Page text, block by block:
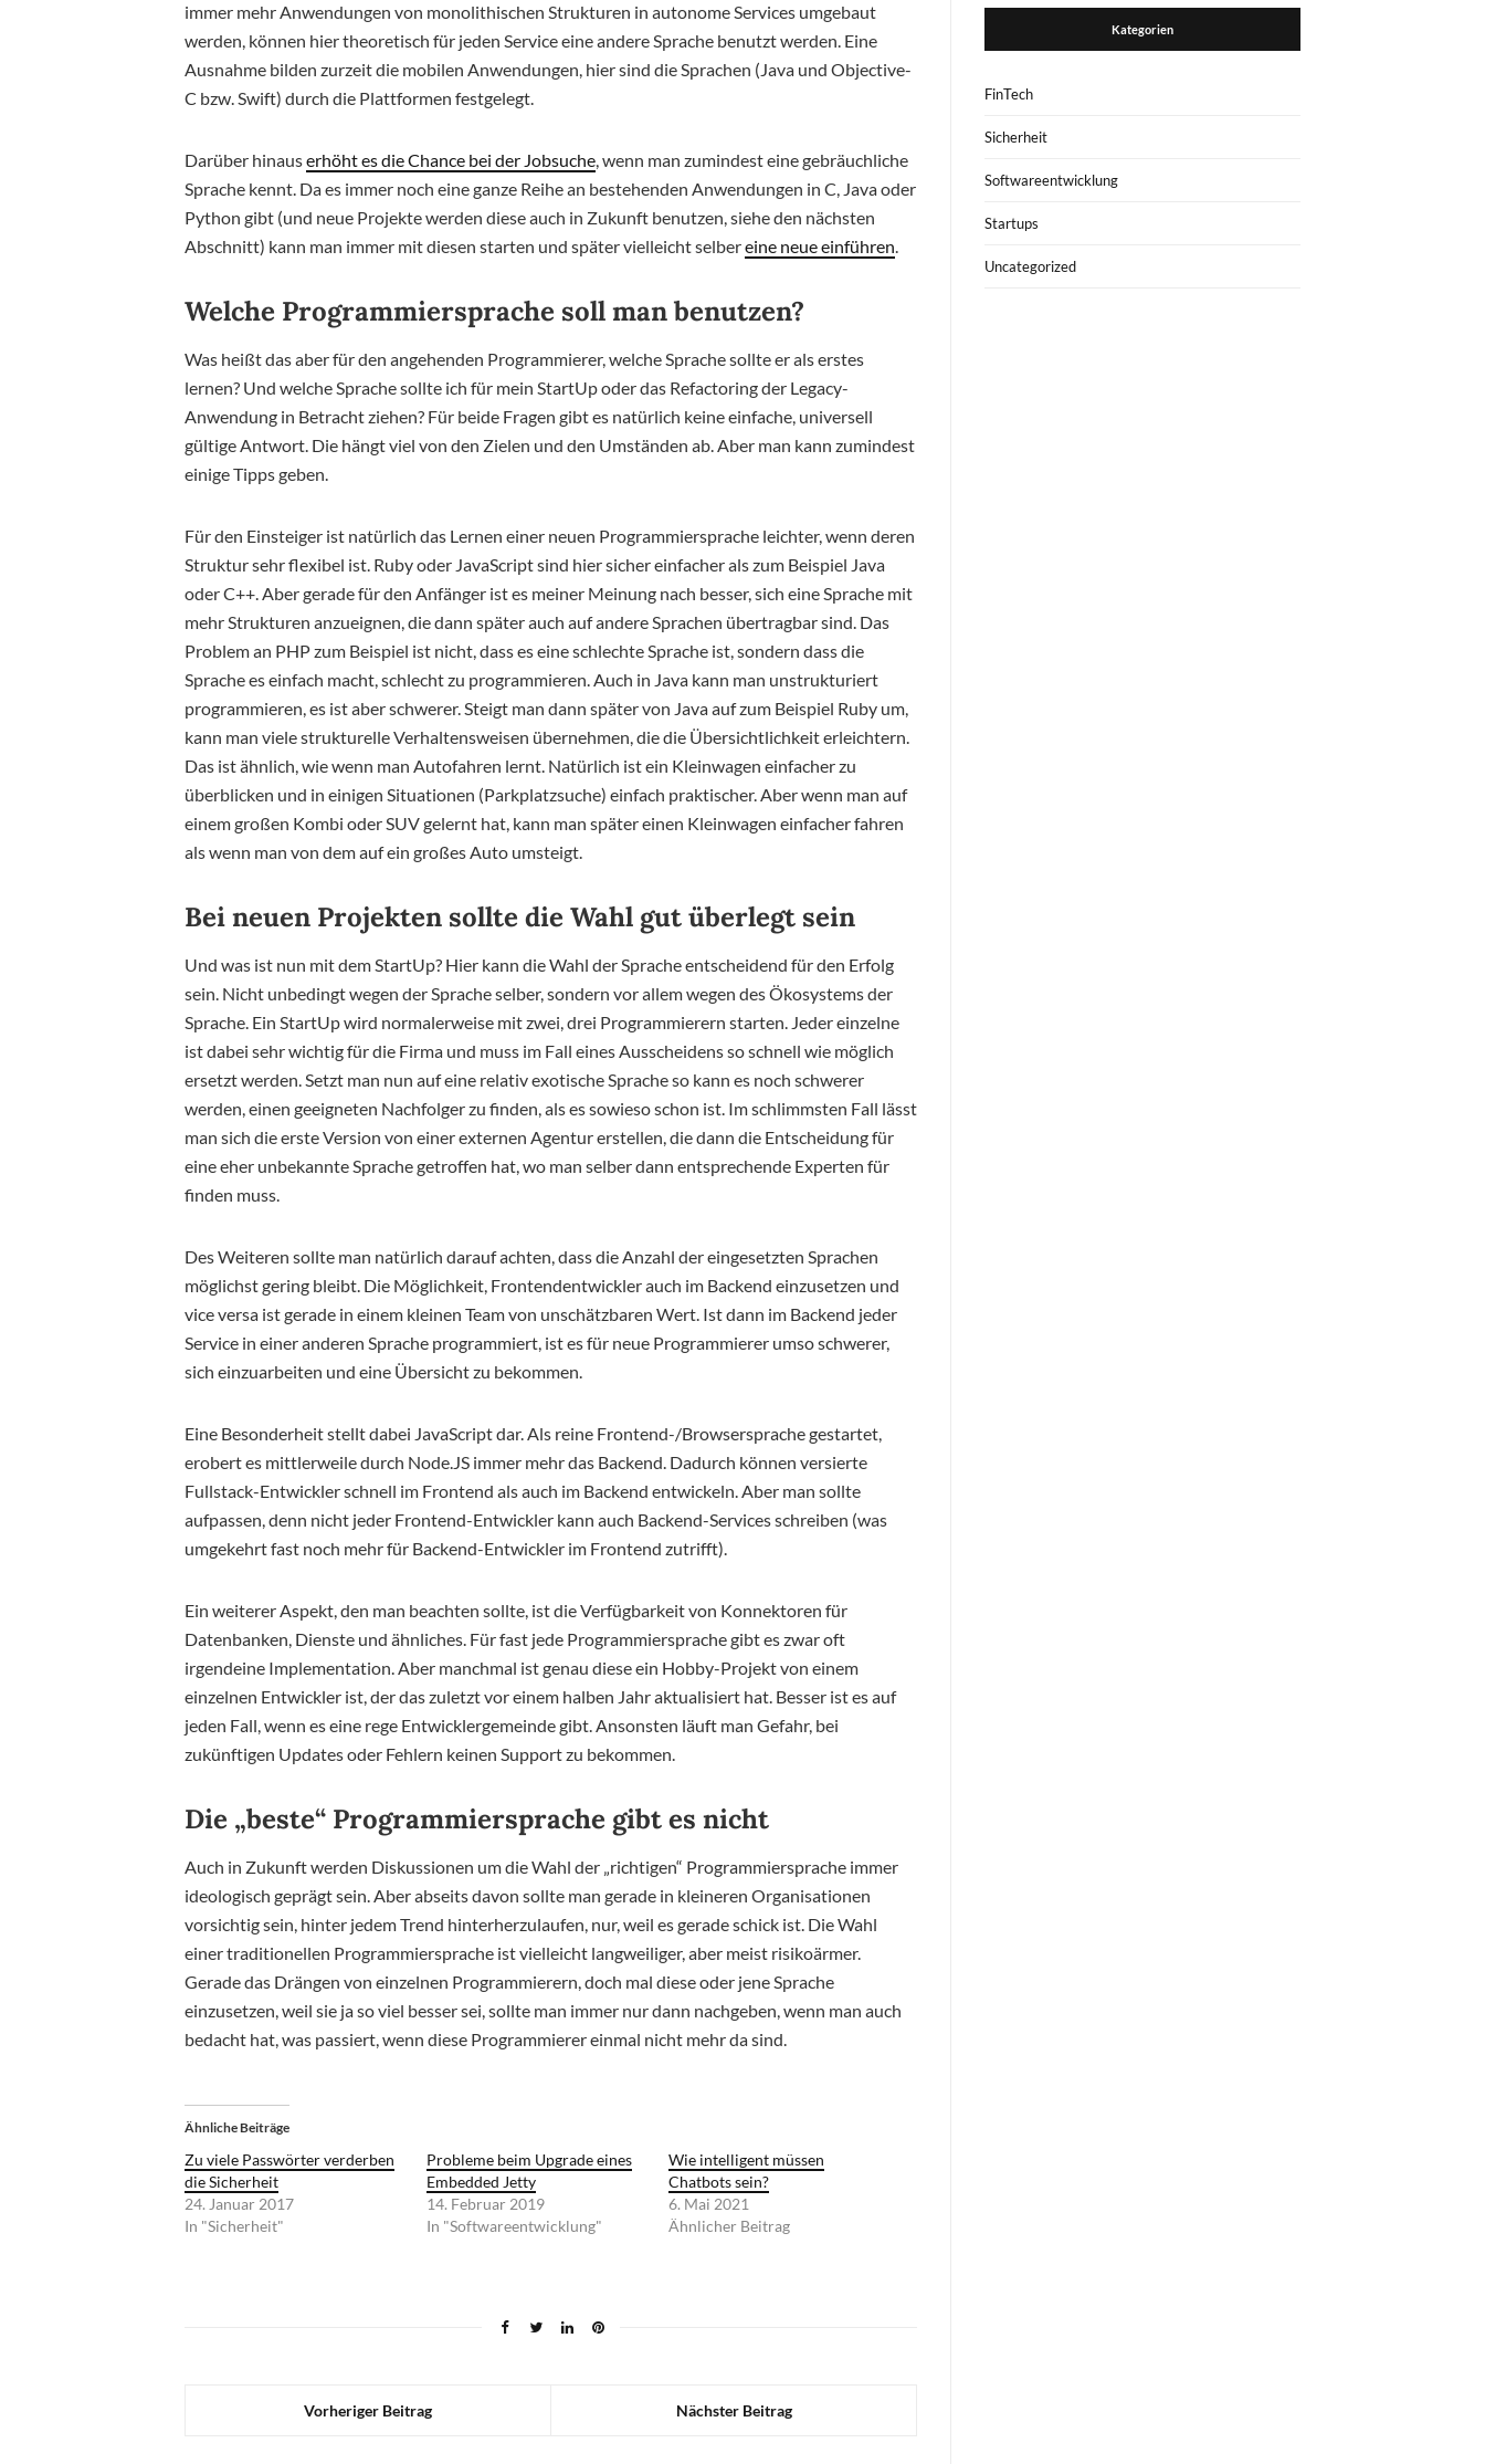
immer mehr Anwendungen von monolithischen Strukturen in autonome Services umgebaut
werden, können hier theoretisch für jeden Service eine andere Sprache benutzt werden. Eine
Ausnahme bilden zurzeit die mobilen Anwendungen, hier sind die Sprachen (Java und Objective-
C bzw. Swift) durch die Plattformen festgelegt.
Darüber hinauserhöht es die Chance bei der Jobsuche, wenn man zumindest eine gebräuchliche
Sprache kennt. Da es immer noch eine ganze Reihe an bestehenden Anwendungen in C, Java oder
Python gibt (und neue Projekte werden diese auch in Zukunft benutzen, siehe den nächsten
Abschnitt) kann man immer mit diesen starten und später vielleicht selbereine neue einführen.
Welche Programmiersprache soll man benutzen?
Was heißt das aber für den angehenden Programmierer, welche Sprache sollte er als erstes
lernen? Und welche Sprache sollte ich für mein StartUp oder das Refactoring der Legacy-
Anwendung in Betracht ziehen? Für beide Fragen gibt es natürlich keine einfache, universell
gültige Antwort. Die hängt viel von den Zielen und den Umständen ab. Aber man kann zumindest
einige Tipps geben.
Für den Einsteiger ist natürlich das Lernen einer neuen Programmiersprache leichter, wenn deren
Struktur sehr flexibel ist. Ruby oder JavaScript sind hier sicher einfacher als zum Beispiel Java
oder C++. Aber gerade für den Anfänger ist es meiner Meinung nach besser, sich eine Sprache mit
mehr Strukturen anzueignen, die dann später auch auf andere Sprachen übertragbar sind. Das
Problem an PHP zum Beispiel ist nicht, dass es eine schlechte Sprache ist, sondern dass die
Sprache es einfach macht, schlecht zu programmieren. Auch in Java kann man unstrukturiert
programmieren, es ist aber schwerer. Steigt man dann später von Java auf zum Beispiel Ruby um,
kann man viele strukturelle Verhaltensweisen übernehmen, die die Übersichtlichkeit erleichtern.
Das ist ähnlich, wie wenn man Autofahren lernt. Natürlich ist ein Kleinwagen einfacher zu
überblicken und in einigen Situationen (Parkplatzsuche) einfach praktischer. Aber wenn man auf
einem großen Kombi oder SUV gelernt hat, kann man später einen Kleinwagen einfacher fahren
als wenn man von dem auf ein großes Auto umsteigt.
Bei neuen Projekten sollte die Wahl gut überlegt sein
Und was ist nun mit dem StartUp? Hier kann die Wahl der Sprache entscheidend für den Erfolg
sein. Nicht unbedingt wegen der Sprache selber, sondern vor allem wegen des Ökosystems der
Sprache. Ein StartUp wird normalerweise mit zwei, drei Programmierern starten. Jeder einzelne
ist dabei sehr wichtig für die Firma und muss im Fall eines Ausscheidens so schnell wie möglich
ersetzt werden. Setzt man nun auf eine relativ exotische Sprache so kann es noch schwerer
werden, einen geeigneten Nachfolger zu finden, als es sowieso schon ist. Im schlimmsten Fall lässt
man sich die erste Version von einer externen Agentur erstellen, die dann die Entscheidung für
eine eher unbekannte Sprache getroffen hat, wo man selber dann entsprechende Experten für
finden muss.
Des Weiteren sollte man natürlich darauf achten, dass die Anzahl der eingesetzten Sprachen
möglichst gering bleibt. Die Möglichkeit, Frontendentwickler auch im Backend einzusetzen und
vice versa ist gerade in einem kleinen Team von unschätzbaren Wert. Ist dann im Backend jeder
Service in einer anderen Sprache programmiert, ist es für neue Programmierer umso schwerer,
sich einzuarbeiten und eine Übersicht zu bekommen.
Eine Besonderheit stellt dabei JavaScript dar. Als reine Frontend-/Browsersprache gestartet,
erobert es mittlerweile durch Node.JS immer mehr das Backend. Dadurch können versierte
Fullstack-Entwickler schnell im Frontend als auch im Backend entwickeln. Aber man sollte
aufpassen, denn nicht jeder Frontend-Entwickler kann auch Backend-Services schreiben (was
umgekehrt fast noch mehr für Backend-Entwickler im Frontend zutrifft).
Ein weiterer Aspekt, den man beachten sollte, ist die Verfügbarkeit von Konnektoren für
Datenbanken, Dienste und ähnliches. Für fast jede Programmiersprache gibt es zwar oft
irgendeine Implementation. Aber manchmal ist genau diese ein Hobby-Projekt von einem
einzelnen Entwickler ist, der das zuletzt vor einem halben Jahr aktualisiert hat. Besser ist es auf
jeden Fall, wenn es eine rege Entwicklergemeinde gibt. Ansonsten läuft man Gefahr, bei
zukünftigen Updates oder Fehlern keinen Support zu bekommen.
Die „beste“ Programmiersprache gibt es nicht
Auch in Zukunft werden Diskussionen um die Wahl der „richtigen“ Programmiersprache immer
ideologisch geprägt sein. Aber abseits davon sollte man gerade in kleineren Organisationen
vorsichtig sein, hinter jedem Trend hinterherzulaufen, nur, weil es gerade schick ist. Die Wahl
einer traditionellen Programmiersprache ist vielleicht langweiliger, aber meist risikoärmer.
Gerade das Drängen von einzelnen Programmierern, doch mal diese oder jene Sprache
einzusetzen, weil sie ja so viel besser sei, sollte man immer nur dann nachgeben, wenn man auch
bedacht hat, was passiert, wenn diese Programmierer einmal nicht mehr da sind.
Ähnliche Beiträge
Zu viele Passwörter verderben
die Sicherheit
24. Januar 2017
In "Sicherheit"
Probleme beim Upgrade eines
Embedded Jetty
14. Februar 2019
In "Softwareentwicklung"
Wie intelligent müssen
Chatbots sein?
6. Mai 2021
Ähnlicher Beitrag
Vorheriger Beitrag Nächster Beitrag
Kategorien
FinTech
Sicherheit
Softwareentwicklung
Startups
Uncategorized